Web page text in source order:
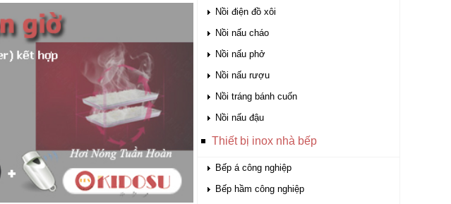
Nồi điện đồ xôi
Nồi nấu cháo
Nồi nấu phở
Nồi nấu rượu
Nồi tráng bánh cuốn
Nồi nấu đậu
Thiết bị inox nhà bếp
Bếp á công nghiệp
Bếp hầm công nghiệp